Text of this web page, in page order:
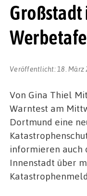
Großstadt
Veröffentlicht: 18. März
Von Gina Thiel
Warntest am
Dortmund eine
informieren
Innenstadt über